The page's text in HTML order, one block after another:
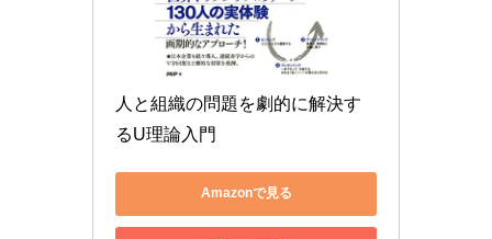
人と組織の問題を劇的に解決す
るU理論入門
Amazonで見る